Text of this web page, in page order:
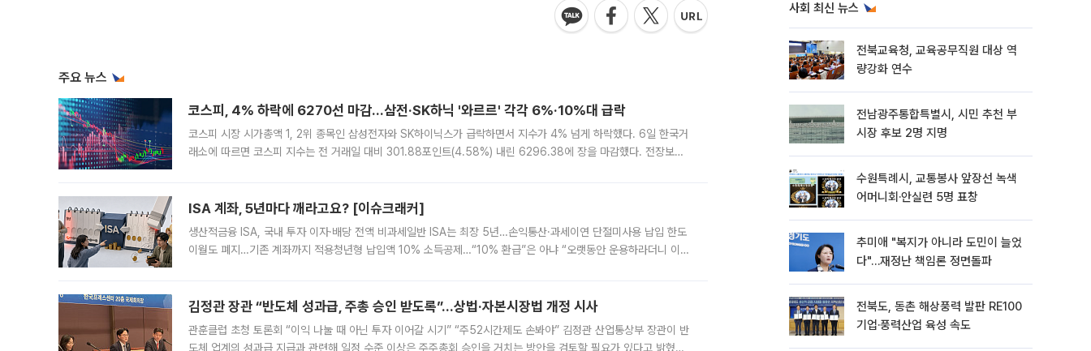
주요 뉴스
코스피, 4% 하락에 6270선 마감…삼전·SK하닉 '와르르' 각각 6%·10%대 급락
코스피 시장 시가총액 1, 2위 종목인 삼성전자와 SK하이닉스가 급락하면서 지수가 4% 넘게 하락했다. 6일 한국거
래소에 따르면 코스피 지수는 전 거래일 대비 301.88포인트(4.58%) 내린 6296.38에 장을 마감했다. 전장보다
ISA 계좌, 5년마다 깨라고요? [이슈크래커]
생산적금융 ISA, 국내 투자 이자·배당 전액 비과세일반 ISA는 최장 5년…손익통산·과세이연 단절미사용 납입 한도
이월도 폐지…기존 계좌까지 적용청년형 납입액 10% 소득공제…“10% 환급”은 아냐 “오랫동안 운용하라더니 이제
김정관 장관 “반도체 성과급, 주총 승인 받도록”…상법·자본시장법 개정 시사
관훈클럽 초청 토론회 “이익 나눌 때 아닌 투자 이어갈 시기” “주52시간제도 손봐야” 김정관 산업통상부 장관이 반
도체 업계의 성과급 지급과 관련해 일정 수준 이상은 주주총회 승인을 거치는 방안을 검토할 필요가 있다고 밝혔다.
사회 최신 뉴스
전북교육청, 교육공무직원 대상 역
량강화 연수
전남광주통합특별시, 시민 추천 부
시장 후보 2명 지명
수원특례시, 교통봉사 앞장선 녹색
어머니회·안실련 5명 표창
추미애 "복지가 아니라 도민이 늘었
다"…재정난 책임론 정면돌파
전북도, 동촌 해상풍력 발판 RE100
기업·풍력산업 육성 속도